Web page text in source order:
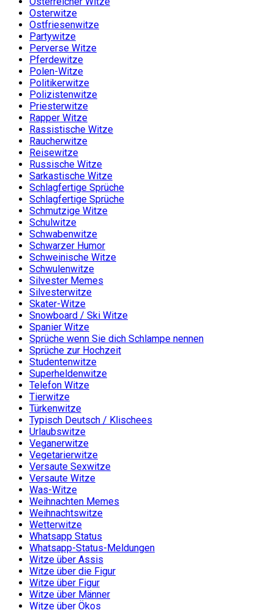
Osterwitze
Ostfriesenwitze
Partywitze
Perverse Witze
Pferdewitze
Polen-Witze
Politikerwitze
Polizistenwitze
Priesterwitze
Rapper Witze
Rassistische Witze
Raucherwitze
Reisewitze
Russische Witze
Sarkastische Witze
Schlagfertige Sprüche
Schlagfertige Sprüche
Schmutzige Witze
Schulwitze
Schwabenwitze
Schwarzer Humor
Schweinische Witze
Schwulenwitze
Silvester Memes
Silvesterwitze
Skater-Witze
Snowboard / Ski Witze
Spanier Witze
Sprüche wenn Sie dich Schlampe nennen
Sprüche zur Hochzeit
Studentenwitze
Superheldenwitze
Telefon Witze
Tierwitze
Türkenwitze
Typisch Deutsch / Klischees
Urlaubswitze
Veganerwitze
Vegetarierwitze
Versaute Sexwitze
Versaute Witze
Was-Witze
Weihnachten Memes
Weihnachtswitze
Wetterwitze
Whatsapp Status
Whatsapp-Status-Meldungen
Witze über Assis
Witze über die Figur
Witze über Figur
Witze über Männer
Witze über Ökos